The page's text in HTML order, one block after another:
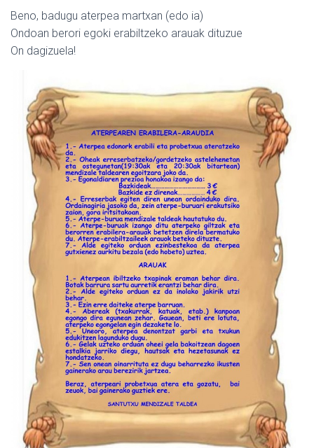
Beno, badugu aterpea martxan (edo ia)
Ondoan berori egoki erabiltzeko arauak dituzue
On dagizuela!